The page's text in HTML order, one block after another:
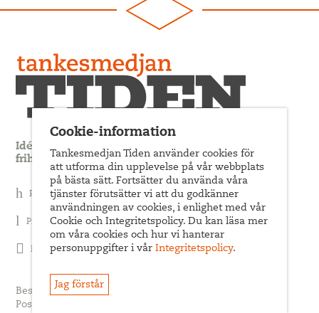
Idédebatt och analys som förnyar arbetarrörelsens
frihets- och jämlikhetssträvan
Prenumerera på nyhetsbrev
Prenumerera på Tiden Magasin
Följ oss på Facebook
Besöksadress: Sveavägen 68
Postadress: c/o ABF Box 522, 101 30 Stockholm
Cookie-information
Tankesmedjan Tiden använder cookies för
att utforma din upplevelse på vår webbplats
på bästa sätt. Fortsätter du använda våra
tjänster förutsätter vi att du godkänner
användningen av cookies, i enlighet med vår
Cookie och Integritetspolicy. Du kan läsa mer
om våra cookies och hur vi hanterar
personuppgifter i vår Integritetspolicy.
Jag förstår